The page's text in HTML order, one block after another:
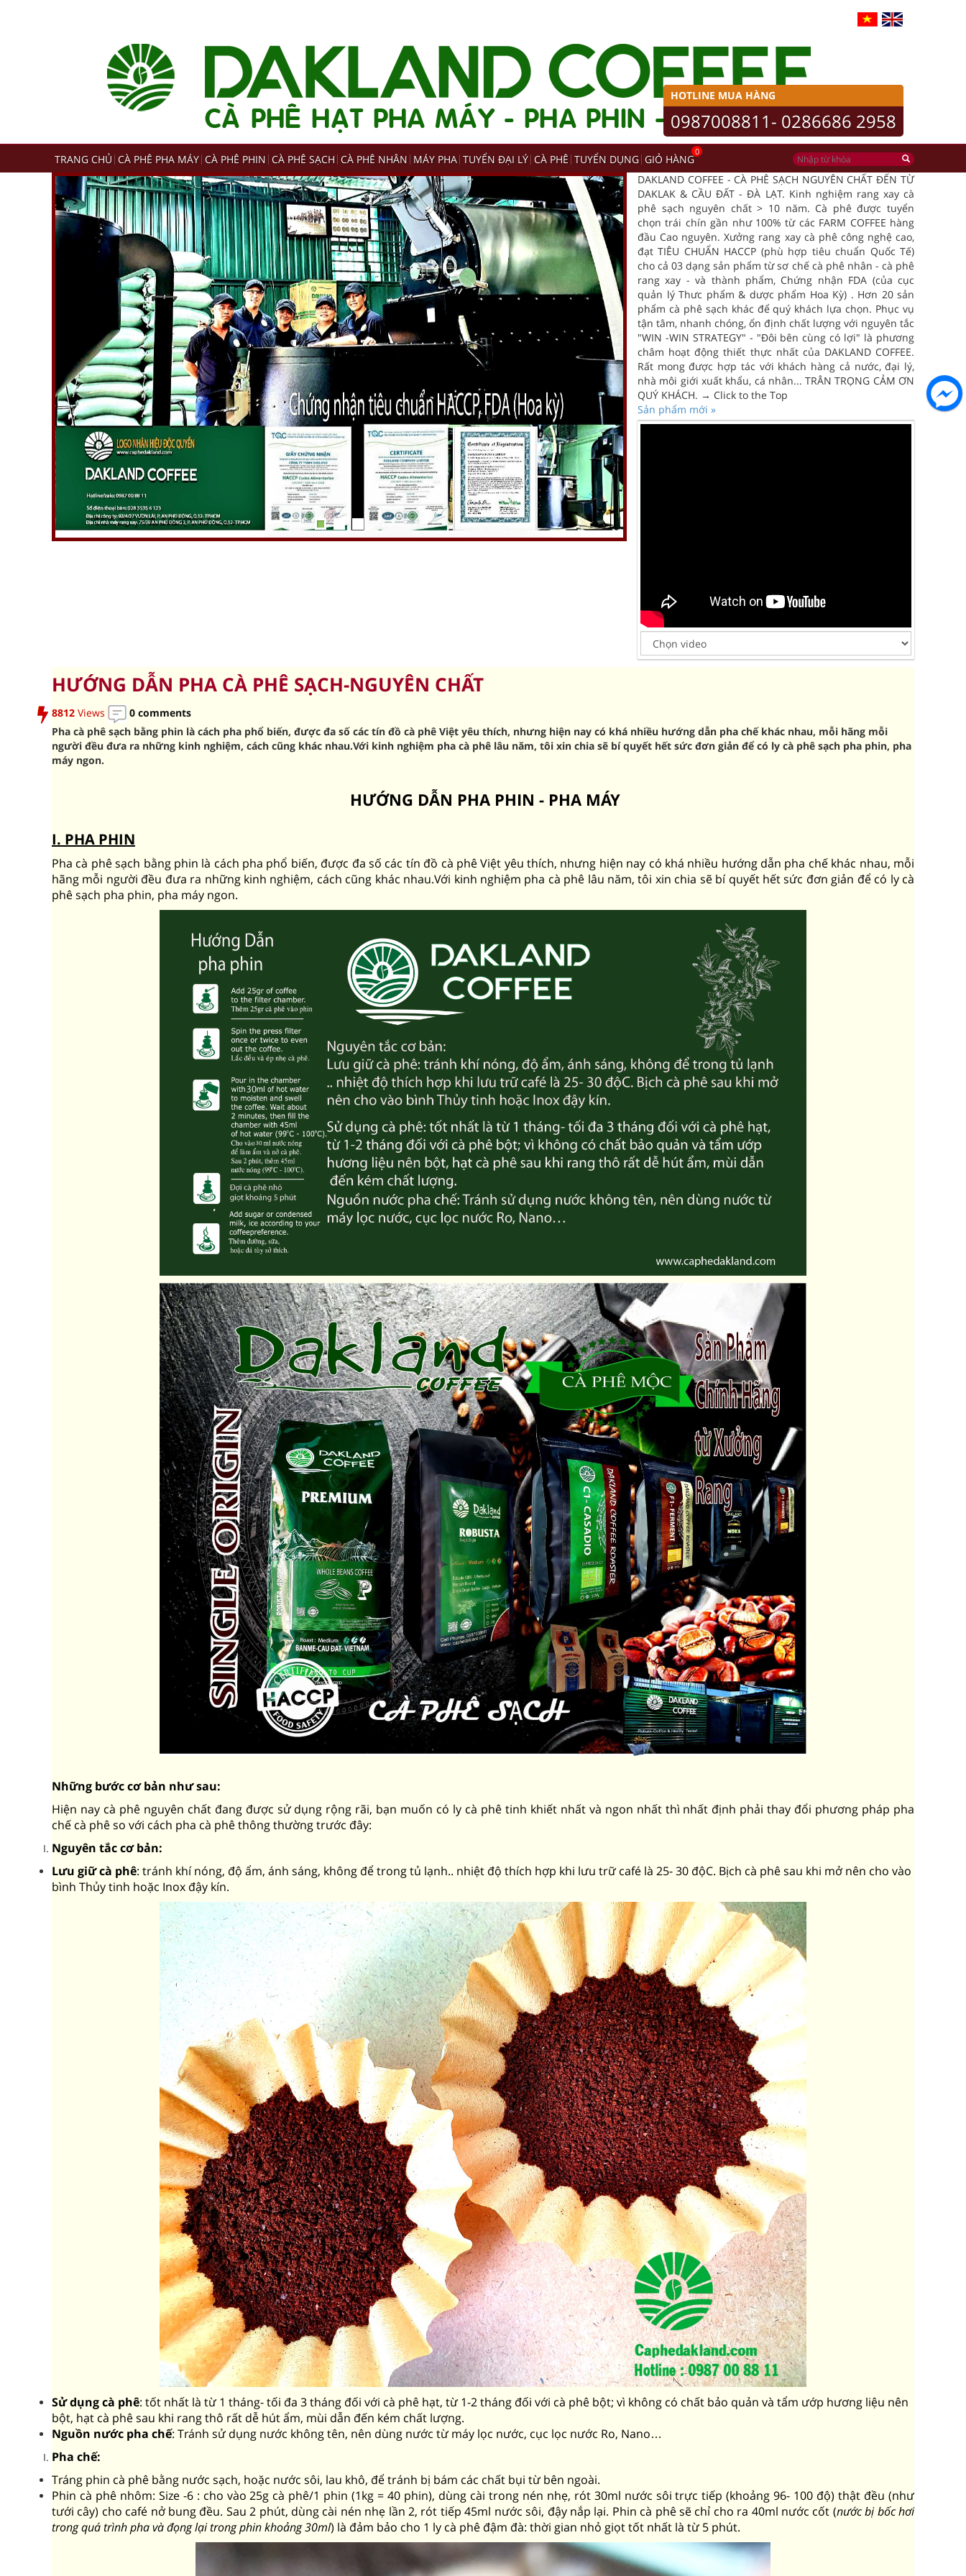
HOTLINE MUA HÀNG
0987008811- 0286686 2958
TRANG CHỦ CÀ PHÊ PHA MÁY CÀ PHÊ PHIN CÀ PHÊ SẠCH CÀ PHÊ NHÂN MÁY PHA TUYỂN ĐẠI LÝ CÀ PHÊ TUYỂN DỤNG GIỎ HÀNG
0
DAKLAND COFFEE - CÀ PHÊ SẠCH NGUYÊN CHẤT ĐẾN TỪ
DAKLAK & CẦU ĐẤT - ĐÀ LẠT. Kinh nghiệm rang xay cà
phê sạch nguyên chất > 10 năm. Cà phê được tuyển
chọn trái chín gần như 100% từ các FARM COFFEE hàng
đầu Cao nguyên. Xưởng rang xay cà phê công nghệ cao,
đạt TIÊU CHUẨN HACCP (phù hợp tiêu chuẩn Quốc Tế)
cho cả 03 dạng sản phẩm từ sơ chế cà phê nhân - cà phê
rang xay - và thành phẩm, Chứng nhận FDA (của cục
quản lý Thưc phẩm & dược phẩm Hoa Kỳ) . Hơn 20 sản
phẩm cà phê sạch khác để quý khách lựa chọn. Phục vụ
tận tâm, nhanh chóng, ổn định chất lượng với nguyên tắc
"WIN -WIN STRATEGY" - "Đôi bên cùng có lợi" là phương
châm hoạt động thiết thực nhất của DAKLAND COFFEE.
Rất mong được hợp tác với khách hàng cả nước, đại lý,
nhà môi giới xuất khẩu, cá nhân... TRÂN TRỌNG CẢM ƠN
QUÝ KHÁCH. → Click to the Top
Sản phẩm mới »
HƯỚNG DẪN PHA CÀ PHÊ SẠCH-NGUYÊN CHẤT
8812 Views
0 comments
Pha cà phê sạch bằng phin là cách pha phổ biến, được đa số các tín đồ cà phê Việt yêu thích, nhưng hiện nay có khá nhiều hướng dẫn pha chế khác nhau, mỗi hãng mỗi
người đều đưa ra những kinh nghiệm, cách cũng khác nhau.Với kinh nghiệm pha cà phê lâu năm, tôi xin chia sẽ bí quyết hết sức đơn giản để có ly cà phê sạch pha phin, pha
máy ngon.
HƯỚNG DẪN PHA PHIN - PHA MÁY
I. PHA PHIN
Pha cà phê sạch bằng phin là cách pha phổ biến, được đa số các tín đồ cà phê Việt yêu thích, nhưng hiện nay có khá nhiều hướng dẫn pha chế khác nhau, mỗi
hãng mỗi người đều đưa ra những kinh nghiệm, cách cũng khác nhau.Với kinh nghiệm pha cà phê lâu năm, tôi xin chia sẽ bí quyết hết sức đơn giản để có ly cà
phê sạch pha phin, pha máy ngon.
Những bước cơ bản như sau:
Hiện nay cà phê nguyên chất đang được sử dụng rộng rãi, bạn muốn có ly cà phê tinh khiết nhất và ngon nhất thì nhất định phải thay đổi phương pháp pha
chế cà phê so với cách pha cà phê thông thường trước đây:
Nguyên tắc cơ bản:
Lưu giữ cà phê: tránh khí nóng, độ ẩm, ánh sáng, không để trong tủ lạnh.. nhiệt độ thích hợp khi lưu trữ café là 25- 30 độC. Bịch cà phê sau khi mở nên cho vào
bình Thủy tinh hoặc Inox đậy kín.
Sử dụng cà phê: tốt nhất là từ 1 tháng- tối đa 3 tháng đối với cà phê hạt, từ 1-2 tháng đối với cà phê bột; vì không có chất bảo quản và tẩm ướp hương liệu nên
bột, hạt cà phê sau khi rang thô rất dễ hút ẩm, mùi dẫn đến kém chất lượng.
Nguồn nước pha chế: Tránh sử dụng nước không tên, nên dùng nước từ máy lọc nước, cục lọc nước Ro, Nano…
Pha chế:
​​Tráng phin cà phê bằng nước sạch, hoặc nước sôi, lau khô, để tránh bị bám các chất bụi từ bên ngoài.
Phin cà phê nhôm: Size -6 : cho vào 25g cà phê/1 phin (1kg = 40 phin), dùng cài trong nén nhẹ, rót 30ml nước sôi trực tiếp (khoảng 96- 100 độ) thật đều (như
tưới cây) cho café nở bung đều. Sau 2 phút, dùng cài nén nhẹ lần 2, rót tiếp 45ml nước sôi, đậy nắp lại. Phin cà phê sẽ chỉ cho ra 40ml nước cốt (nước bị bốc hơi
trong quá trình pha và đọng lại trong phin khoảng 30ml) là đảm bảo cho 1 ly cà phê đậm đà: thời gian nhỏ giọt tốt nhất là từ 5 phút.